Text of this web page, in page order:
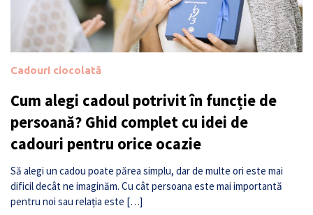
Cadouri ciocolată
Cum alegi cadoul potrivit în funcție de
persoană? Ghid complet cu idei de
cadouri pentru orice ocazie
Să alegi un cadou poate părea simplu, dar de multe ori este mai
dificil decât ne imaginăm. Cu cât persoana este mai importantă
pentru noi sau relația este […]